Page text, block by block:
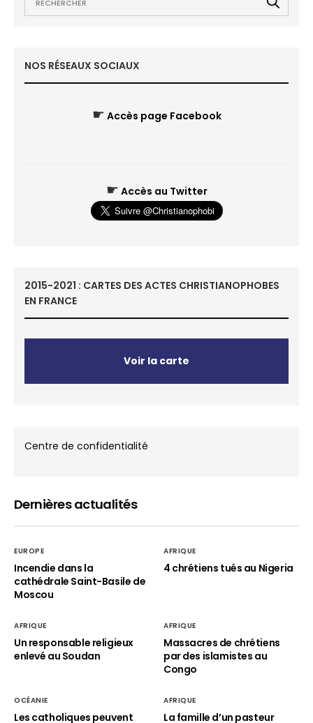
NOS RÉSEAUX SOCIAUX
☛ Accès page Facebook
☛ Accès au Twitter
2015-2021 : CARTES DES ACTES CHRISTIANOPHOBES
EN FRANCE
Voir la carte
Centre de confidentialité
Dernières actualités
EUROPE
Incendie dans la
cathédrale Saint-Basile de
Moscou
AFRIQUE
4 chrétiens tués au Nigeria
AFRIQUE
Un responsable religieux
enlevé au Soudan
AFRIQUE
Massacres de chrétiens
par des islamistes au
Congo
OCÉANIE
Les catholiques peuvent
AFRIQUE
La famille d’un pasteur